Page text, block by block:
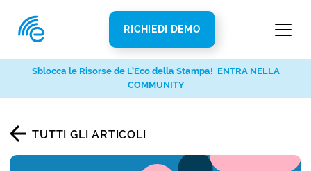
RICHIEDI DEMO
TUTTI GLI ARTICOLI
Sblocca le Risorse de L’Eco della Stampa! ENTRA NELLA
COMMUNITY